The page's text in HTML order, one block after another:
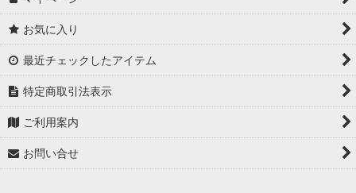
お気に入り
最近チェックしたアイテム
特定商取引法表示
ご利用案内
お問い合せ